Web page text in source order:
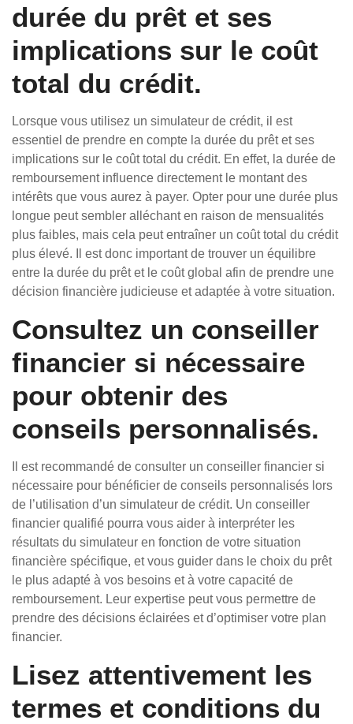
durée du prêt et ses
implications sur le coût
total du crédit.
Lorsque vous utilisez un simulateur de crédit, il est
essentiel de prendre en compte la durée du prêt et ses
implications sur le coût total du crédit. En effet, la durée de
remboursement influence directement le montant des
intérêts que vous aurez à payer. Opter pour une durée plus
longue peut sembler alléchant en raison de mensualités
plus faibles, mais cela peut entraîner un coût total du crédit
plus élevé. Il est donc important de trouver un équilibre
entre la durée du prêt et le coût global afin de prendre une
décision financière judicieuse et adaptée à votre situation.
Consultez un conseiller
financier si nécessaire
pour obtenir des
conseils personnalisés.
Il est recommandé de consulter un conseiller financier si
nécessaire pour bénéficier de conseils personnalisés lors
de l’utilisation d’un simulateur de crédit. Un conseiller
financier qualifié pourra vous aider à interpréter les
résultats du simulateur en fonction de votre situation
financière spécifique, et vous guider dans le choix du prêt
le plus adapté à vos besoins et à votre capacité de
remboursement. Leur expertise peut vous permettre de
prendre des décisions éclairées et d’optimiser votre plan
financier.
Lisez attentivement les
termes et conditions du